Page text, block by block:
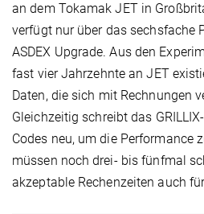
an dem Tokamak JET in
verfügt nur über das sechsfache
ASDEX Upgrade. Aus den
fast vier Jahrzehnte an JET
Daten, die sich mit Rechnungen
Gleichzeitig schreibt das
Codes neu, um die Performance
müssen noch drei- bis fünfmal
akzeptable Rechenzeiten auch